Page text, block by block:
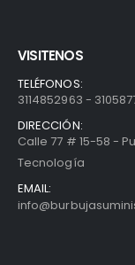
VISITENOS
TELÉFONOS:
3114852963 -
DIRECCIÓN:
Calle 77 # 15-58 -
Tecnología
EMAIL: